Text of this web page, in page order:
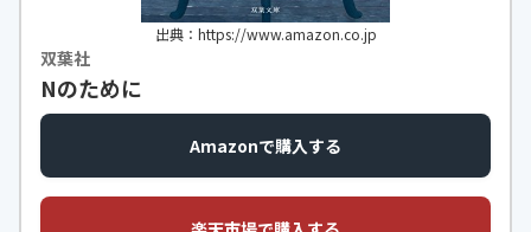
出典：https://www.amazon.co.jp
双葉社
Nのために
Amazonで購入する